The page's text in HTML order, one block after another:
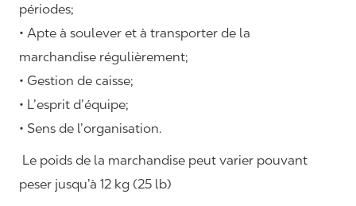
périodes;
• Apte à soulever et à transporter de la
marchandise régulièrement;
• Gestion de caisse;
• L’esprit d’équipe;
• Sens de l’organisation.
Le poids de la marchandise peut varier pouvant
peser jusqu’à 12 kg (25 lb)